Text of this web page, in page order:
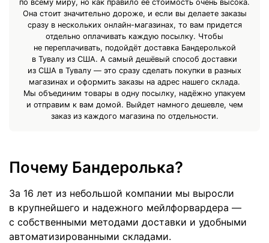
по всему миру, но как правило её стоимость очень высока.
Она стоит значительно дороже, и если вы делаете заказы
сразу в нескольких онлайн-магазинах, то вам придется
отдельно оплачивать каждую посылку. Чтобы
не переплачивать, подойдёт доставка Бандеролькой
в Тувалу из США. А самый дешёвый способ доставки
из США в Тувалу — это сразу сделать покупки в разных
магазинах и оформить заказы на адрес нашего склада.
Мы объединим товары в одну посылку, надёжно упакуем
и отправим к вам домой. Выйдет намного дешевле, чем
заказ из каждого магазина по отдельности.
Почему Бандеролька?
За 16 лет из небольшой компании мы выросли
в крупнейшего и надежного мейлфорвардера —
с собственными методами доставки и удобными
автоматизированными складами.